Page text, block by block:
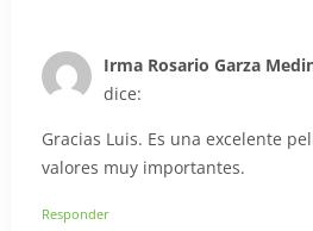
Irma Rosario Garza
dice:
Gracias Luis. Es una excelente
valores muy importantes.
Responder